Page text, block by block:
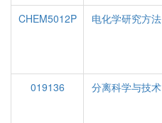
CHEM5012P
电化学研究方法
019136
分离科学与技术